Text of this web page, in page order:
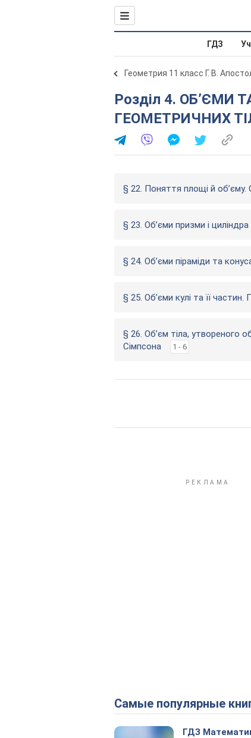
ГДЗ
Геометрия 11 класс Г. В.
Розділ 4. ОБ’ЄМИ ТА ПЛОЩІ ПОВЕРХОНЬ
ГЕОМЕТРИЧНИХ
§ 22. Поняття площі й об’єму.
§ 23. Об’єми призми і циліндра
§ 24. Об’єми піраміди та
§ 25. Об’єми кулі та її
§ 26. Об’єм тіла, утвореного
Сімпсона
1 - 6
Самые популярные
ГДЗ